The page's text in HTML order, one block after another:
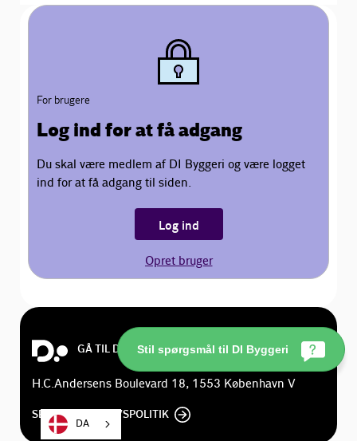
For brugere
Log ind for at få adgang
Du skal være medlem af DI Byggeri og være logget
ind for at få adgang til siden.
Log ind
Opret bruger
GÅ TIL DI.DK
H.C.Andersens Boulevard 18, 1553 København V
SE DI'S PRIVATLIVSPOLITIK
DA
Stil spørgsmål til DI Byggeri